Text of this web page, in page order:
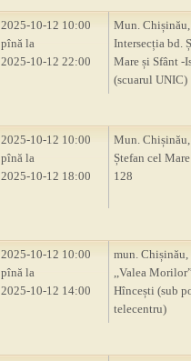
2025-10-12 10:00
pînă la
2025-10-12 22:00
Mun. Chișinău,
Intersecția bd.
Mare și Sfânt -
(scuarul UNIC)
2025-10-12 10:00
pînă la
2025-10-12 18:00
Mun.
Ștefan cel
128
2025-10-12 10:00
pînă la
2025-10-12 14:00
mun. Chișinău,
,,Valea
Hîncești (sub
telecentru)